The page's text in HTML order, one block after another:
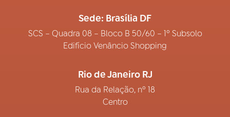
Sede: Brasília DF
SCS – Quadra 08 – Bloco B 50/60 – 1º Subsolo
Edifício Venâncio Shopping
Rio de Janeiro RJ
Rua da Relação, nº 18
Centro